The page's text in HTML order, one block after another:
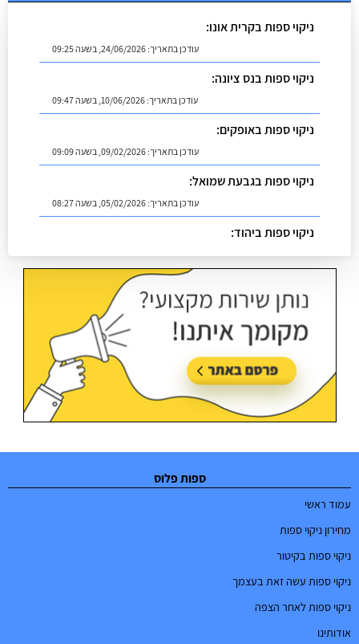
ניקוי ספות בקרית אונו:
עודכן בתאריך:24/06/2026, בשעה 09:25
ניקוי ספות בנס ציונה:
עודכן בתאריך:10/06/2026, בשעה 09:47
ניקוי ספות באופקים:
עודכן בתאריך:09/02/2026, בשעה 09:09
ניקוי ספות בגבעת שמואל:
עודכן בתאריך:05/02/2026, בשעה 08:27
ניקוי ספות ביהוד:
עודכן בתאריך:02/07/2026, בשעה 08:53
ספות פלוס
עמוד ראשי
מחירון ניקוי ספות
ניקוי ספות בקיטור
ניקוי ספות עשה זאת בעצמך
ניקוי ספות לאחר הצפה
אודותינו